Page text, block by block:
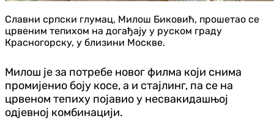
Славни српски глумац, Милош Биковић, прошетао се
црвеним тепихом на догађају у руском граду
Красногорску, у близини Москве.
Милош је за потребе новог филма који снима
промијенио боју косе, а и стајлинг, па се на
црвеном тепиху појавио у несвакидашњој
од‌јевној комбинацији.